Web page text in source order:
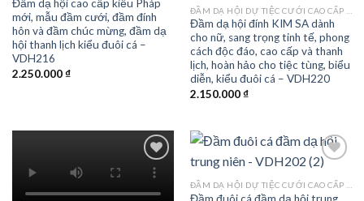
Đầm dạ hội cao cấp kiểu Pháp
mới, mẫu đầm cưới, đầm đính
hôn và đầm chúc mừng, đầm dạ
hội thanh lịch kiểu đuôi cá –
VDH216
2.250.000₫
Đầm dạ hội đính KIM SA dành
cho nữ, sang trọng tinh tế, phong
cách độc đáo, cao cấp và thanh
lịch, hoàn hảo cho tiệc tùng, biểu
diễn, kiểu đuôi cá – VDH220
2.150.000₫
Đầm đuôi cá đầm dạ hội trung